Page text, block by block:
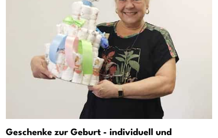
Geschenke zur Geburt - individuell und